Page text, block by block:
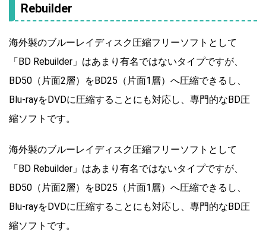
Rebuilder
海外製のブルーレイディスク圧縮フリーソフトとして
「BD Rebuilder」はあまり有名ではないタイプですが、
BD50（片面2層）をBD25（片面1層）へ圧縮できるし、
Blu-rayをDVDに圧縮することにも対応し、専門的なBD圧
縮ソフトです。
海外製のブルーレイディスク圧縮フリーソフトとして
「BD Rebuilder」はあまり有名ではないタイプですが、
BD50（片面2層）をBD25（片面1層）へ圧縮できるし、
Blu-rayをDVDに圧縮することにも対応し、専門的なBD圧
縮ソフトです。